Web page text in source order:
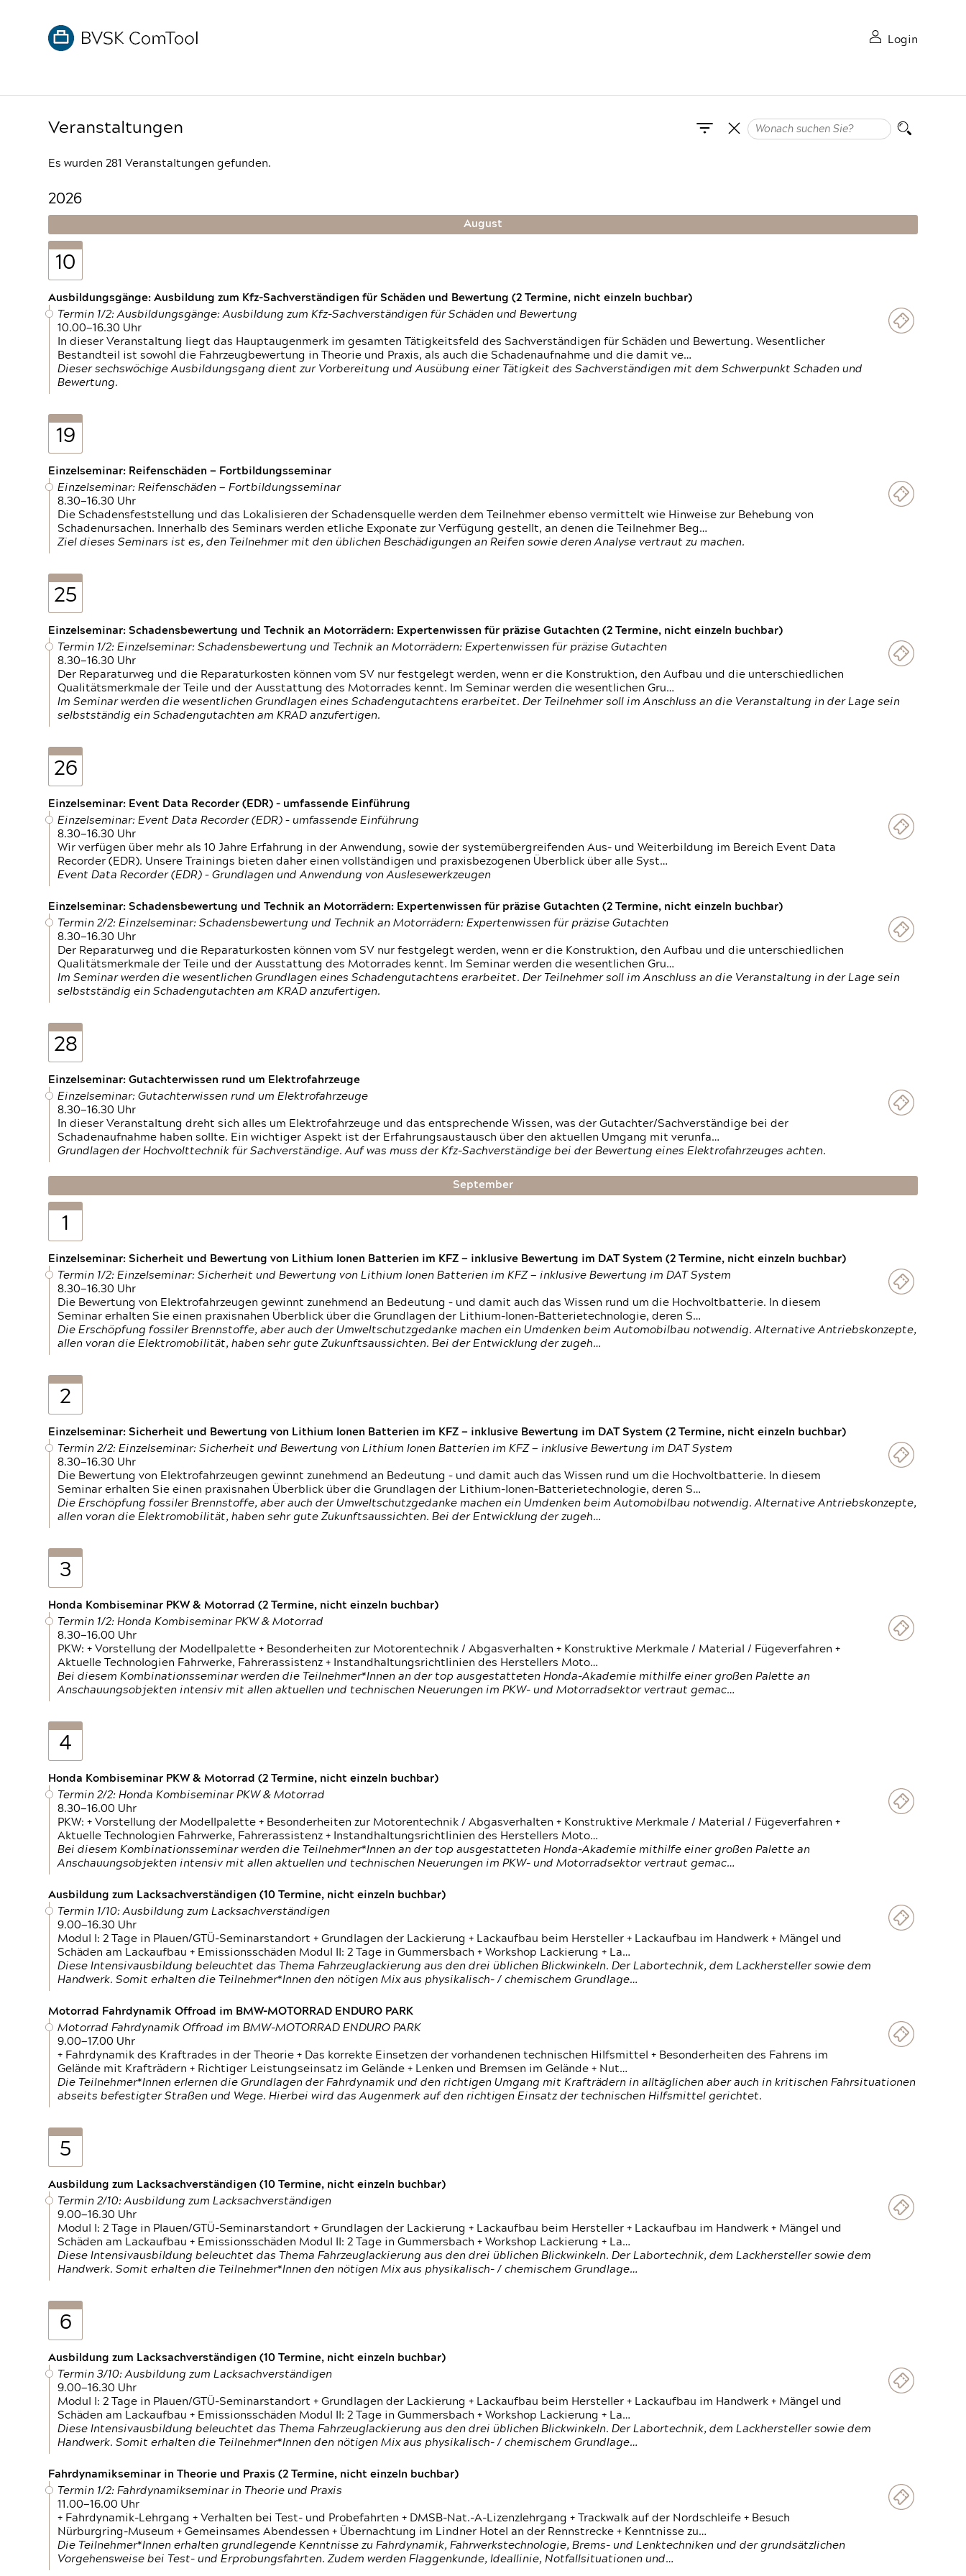
Login
Veranstaltungen
Es wurden 281 Veranstaltungen gefunden.
2026
August
10
Ausbildungsgänge: Ausbildung zum Kfz-Sachverständigen für Schäden und Bewertung (2 Termine, nicht einzeln buchbar)
Termin 1/2: Ausbildungsgänge: Ausbildung zum Kfz-Sachverständigen für Schäden und Bewertung
10.00—16.30 Uhr
In dieser Veranstaltung liegt das Hauptaugenmerk im gesamten Tätigkeitsfeld des Sachverständigen für Schäden und Bewertung. Wesentlicher
Bestandteil ist sowohl die Fahrzeugbewertung in Theorie und Praxis, als auch die Schadenaufnahme und die damit ve…
Dieser sechswöchige Ausbildungsgang dient zur Vorbereitung und Ausübung einer Tätigkeit des Sachverständigen mit dem Schwerpunkt Schaden und
Bewertung.
19
Einzelseminar: Reifenschäden — Fortbildungsseminar
Einzelseminar: Reifenschäden — Fortbildungsseminar
8.30—16.30 Uhr
Die Schadensfeststellung und das Lokalisieren der Schadensquelle werden dem Teilnehmer ebenso vermittelt wie Hinweise zur Behebung von
Schadenursachen. Innerhalb des Seminars werden etliche Exponate zur Verfügung gestellt, an denen die Teilnehmer Beg…
Ziel dieses Seminars ist es, den Teilnehmer mit den üblichen Beschädigungen an Reifen sowie deren Analyse vertraut zu machen.
25
Einzelseminar: Schadensbewertung und Technik an Motorrädern: Expertenwissen für präzise Gutachten (2 Termine, nicht einzeln buchbar)
Termin 1/2: Einzelseminar: Schadensbewertung und Technik an Motorrädern: Expertenwissen für präzise Gutachten
8.30—16.30 Uhr
Der Reparaturweg und die Reparaturkosten können vom SV nur festgelegt werden, wenn er die Konstruktion, den Aufbau und die unterschiedlichen
Qualitätsmerkmale der Teile und der Ausstattung des Motorrades kennt. Im Seminar werden die wesentlichen Gru…
Im Seminar werden die wesentlichen Grundlagen eines Schadengutachtens erarbeitet. Der Teilnehmer soll im Anschluss an die Veranstaltung in der Lage sein
selbstständig ein Schadengutachten am KRAD anzufertigen.
26
Einzelseminar: Event Data Recorder (EDR) – umfassende Einführung
Einzelseminar: Event Data Recorder (EDR) – umfassende Einführung
8.30—16.30 Uhr
Wir verfügen über mehr als 10 Jahre Erfahrung in der Anwendung, sowie der systemübergreifenden Aus- und Weiterbildung im Bereich Event Data
Recorder (EDR). Unsere Trainings bieten daher einen vollständigen und praxisbezogenen Überblick über alle Syst…
Event Data Recorder (EDR) – Grundlagen und Anwendung von Auslesewerkzeugen
Einzelseminar: Schadensbewertung und Technik an Motorrädern: Expertenwissen für präzise Gutachten (2 Termine, nicht einzeln buchbar)
Termin 2/2: Einzelseminar: Schadensbewertung und Technik an Motorrädern: Expertenwissen für präzise Gutachten
8.30—16.30 Uhr
Der Reparaturweg und die Reparaturkosten können vom SV nur festgelegt werden, wenn er die Konstruktion, den Aufbau und die unterschiedlichen
Qualitätsmerkmale der Teile und der Ausstattung des Motorrades kennt. Im Seminar werden die wesentlichen Gru…
Im Seminar werden die wesentlichen Grundlagen eines Schadengutachtens erarbeitet. Der Teilnehmer soll im Anschluss an die Veranstaltung in der Lage sein
selbstständig ein Schadengutachten am KRAD anzufertigen.
28
Einzelseminar: Gutachterwissen rund um Elektrofahrzeuge
Einzelseminar: Gutachterwissen rund um Elektrofahrzeuge
8.30—16.30 Uhr
In dieser Veranstaltung dreht sich alles um Elektrofahrzeuge und das entsprechende Wissen, was der Gutachter/Sachverständige bei der
Schadenaufnahme haben sollte. Ein wichtiger Aspekt ist der Erfahrungsaustausch über den aktuellen Umgang mit verunfa…
Grundlagen der Hochvolttechnik für Sachverständige. Auf was muss der Kfz-Sachverständige bei der Bewertung eines Elektrofahrzeuges achten.
September
1
Einzelseminar: Sicherheit und Bewertung von Lithium Ionen Batterien im KFZ — inklusive Bewertung im DAT System (2 Termine, nicht einzeln buchbar)
Termin 1/2: Einzelseminar: Sicherheit und Bewertung von Lithium Ionen Batterien im KFZ — inklusive Bewertung im DAT System
8.30—16.30 Uhr
Die Bewertung von Elektrofahrzeugen gewinnt zunehmend an Bedeutung – und damit auch das Wissen rund um die Hochvoltbatterie. In diesem
Seminar erhalten Sie einen praxisnahen Überblick über die Grundlagen der Lithium-Ionen-Batterietechnologie, deren S…
Die Erschöpfung fossiler Brennstoffe, aber auch der Umweltschutzgedanke machen ein Umdenken beim Automobilbau notwendig. Alternative Antriebskonzepte,
allen voran die Elektromobilität, haben sehr gute Zukunftsaussichten. Bei der Entwicklung der zugeh…
2
Einzelseminar: Sicherheit und Bewertung von Lithium Ionen Batterien im KFZ — inklusive Bewertung im DAT System (2 Termine, nicht einzeln buchbar)
Termin 2/2: Einzelseminar: Sicherheit und Bewertung von Lithium Ionen Batterien im KFZ — inklusive Bewertung im DAT System
8.30—16.30 Uhr
Die Bewertung von Elektrofahrzeugen gewinnt zunehmend an Bedeutung – und damit auch das Wissen rund um die Hochvoltbatterie. In diesem
Seminar erhalten Sie einen praxisnahen Überblick über die Grundlagen der Lithium-Ionen-Batterietechnologie, deren S…
Die Erschöpfung fossiler Brennstoffe, aber auch der Umweltschutzgedanke machen ein Umdenken beim Automobilbau notwendig. Alternative Antriebskonzepte,
allen voran die Elektromobilität, haben sehr gute Zukunftsaussichten. Bei der Entwicklung der zugeh…
3
Honda Kombiseminar PKW & Motorrad (2 Termine, nicht einzeln buchbar)
Termin 1/2: Honda Kombiseminar PKW & Motorrad
8.30—16.00 Uhr
PKW: + Vorstellung der Modellpalette + Besonderheiten zur Motorentechnik / Abgasverhalten + Konstruktive Merkmale / Material / Fügeverfahren +
Aktuelle Technologien Fahrwerke, Fahrerassistenz + Instandhaltungsrichtlinien des Herstellers Moto…
Bei diesem Kombinationsseminar werden die Teilnehmer*Innen an der top ausgestatteten Honda-Akademie mithilfe einer großen Palette an
Anschauungsobjekten intensiv mit allen aktuellen und technischen Neuerungen im PKW- und Motorradsektor vertraut gemac…
4
Honda Kombiseminar PKW & Motorrad (2 Termine, nicht einzeln buchbar)
Termin 2/2: Honda Kombiseminar PKW & Motorrad
8.30—16.00 Uhr
PKW: + Vorstellung der Modellpalette + Besonderheiten zur Motorentechnik / Abgasverhalten + Konstruktive Merkmale / Material / Fügeverfahren +
Aktuelle Technologien Fahrwerke, Fahrerassistenz + Instandhaltungsrichtlinien des Herstellers Moto…
Bei diesem Kombinationsseminar werden die Teilnehmer*Innen an der top ausgestatteten Honda-Akademie mithilfe einer großen Palette an
Anschauungsobjekten intensiv mit allen aktuellen und technischen Neuerungen im PKW- und Motorradsektor vertraut gemac…
Ausbildung zum Lacksachverständigen (10 Termine, nicht einzeln buchbar)
Termin 1/10: Ausbildung zum Lacksachverständigen
9.00—16.30 Uhr
Modul I: 2 Tage in Plauen/GTÜ-Seminarstandort + Grundlagen der Lackierung + Lackaufbau beim Hersteller + Lackaufbau im Handwerk + Mängel und
Schäden am Lackaufbau + Emissionsschäden Modul II: 2 Tage in Gummersbach + Workshop Lackierung + La…
Diese Intensivausbildung beleuchtet das Thema Fahrzeuglackierung aus den drei üblichen Blickwinkeln. Der Labortechnik, dem Lackhersteller sowie dem
Handwerk. Somit erhalten die Teilnehmer*Innen den nötigen Mix aus physikalisch- / chemischem Grundlage…
Motorrad Fahrdynamik Offroad im BMW-MOTORRAD ENDURO PARK
Motorrad Fahrdynamik Offroad im BMW-MOTORRAD ENDURO PARK
9.00—17.00 Uhr
+ Fahrdynamik des Kraftrades in der Theorie + Das korrekte Einsetzen der vorhandenen technischen Hilfsmittel + Besonderheiten des Fahrens im
Gelände mit Krafträdern + Richtiger Leistungseinsatz im Gelände + Lenken und Bremsen im Gelände + Nut…
Die Teilnehmer*Innen erlernen die Grundlagen der Fahrdynamik und den richtigen Umgang mit Krafträdern in alltäglichen aber auch in kritischen Fahrsituationen
abseits befestigter Straßen und Wege. Hierbei wird das Augenmerk auf den richtigen Einsatz der technischen Hilfsmittel gerichtet.
5
Ausbildung zum Lacksachverständigen (10 Termine, nicht einzeln buchbar)
Termin 2/10: Ausbildung zum Lacksachverständigen
9.00—16.30 Uhr
Modul I: 2 Tage in Plauen/GTÜ-Seminarstandort + Grundlagen der Lackierung + Lackaufbau beim Hersteller + Lackaufbau im Handwerk + Mängel und
Schäden am Lackaufbau + Emissionsschäden Modul II: 2 Tage in Gummersbach + Workshop Lackierung + La…
Diese Intensivausbildung beleuchtet das Thema Fahrzeuglackierung aus den drei üblichen Blickwinkeln. Der Labortechnik, dem Lackhersteller sowie dem
Handwerk. Somit erhalten die Teilnehmer*Innen den nötigen Mix aus physikalisch- / chemischem Grundlage…
6
Ausbildung zum Lacksachverständigen (10 Termine, nicht einzeln buchbar)
Termin 3/10: Ausbildung zum Lacksachverständigen
9.00—16.30 Uhr
Modul I: 2 Tage in Plauen/GTÜ-Seminarstandort + Grundlagen der Lackierung + Lackaufbau beim Hersteller + Lackaufbau im Handwerk + Mängel und
Schäden am Lackaufbau + Emissionsschäden Modul II: 2 Tage in Gummersbach + Workshop Lackierung + La…
Diese Intensivausbildung beleuchtet das Thema Fahrzeuglackierung aus den drei üblichen Blickwinkeln. Der Labortechnik, dem Lackhersteller sowie dem
Handwerk. Somit erhalten die Teilnehmer*Innen den nötigen Mix aus physikalisch- / chemischem Grundlage…
Fahrdynamikseminar in Theorie und Praxis (2 Termine, nicht einzeln buchbar)
Termin 1/2: Fahrdynamikseminar in Theorie und Praxis
11.00—16.00 Uhr
+ Fahrdynamik-Lehrgang + Verhalten bei Test- und Probefahrten + DMSB-Nat.-A-Lizenzlehrgang + Trackwalk auf der Nordschleife + Besuch
Nürburgring-Museum + Gemeinsames Abendessen + Übernachtung im Lindner Hotel an der Rennstrecke + Kenntnisse zu…
Die Teilnehmer*Innen erhalten grundlegende Kenntnisse zu Fahrdynamik, Fahrwerkstechnologie, Brems- und Lenktechniken und der grundsätzlichen
Vorgehensweise bei Test- und Erprobungsfahrten. Zudem werden Flaggenkunde, Ideallinie, Notfallsituationen und…